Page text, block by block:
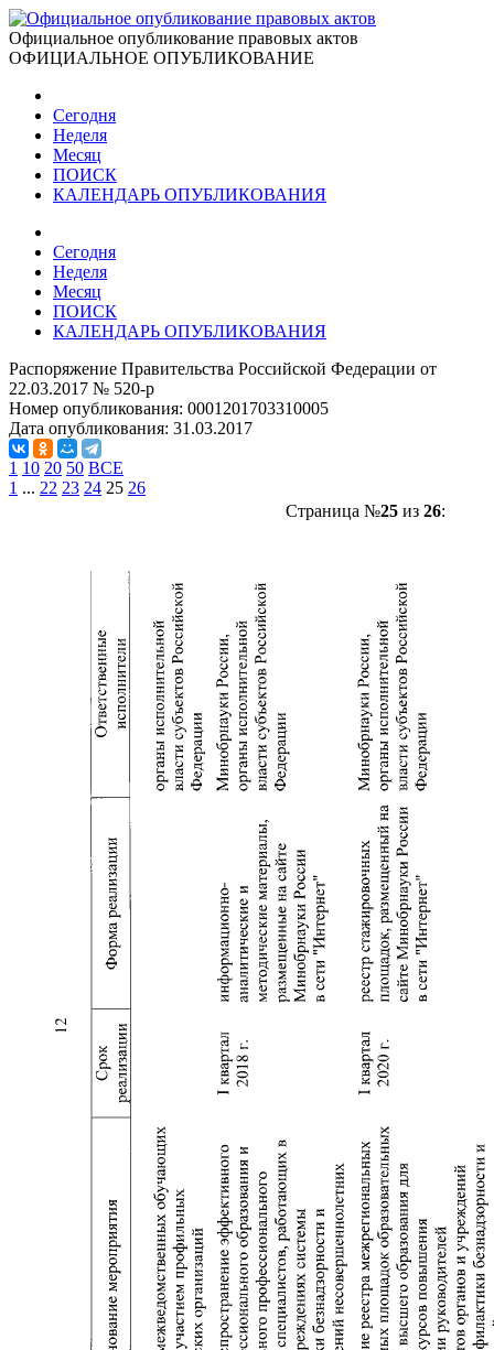
Официальное опубликование правовых актов
ОФИЦИАЛЬНОЕ ОПУБЛИКОВАНИЕ
Сегодня
Неделя
Месяц
ПОИСК
КАЛЕНДАРЬ ОПУБЛИКОВАНИЯ
Сегодня
Неделя
Месяц
ПОИСК
КАЛЕНДАРЬ ОПУБЛИКОВАНИЯ
Распоряжение Правительства Российской Федерации от
22.03.2017 № 520-р
Номер опубликования: 0001201703310005
Дата опубликования: 31.03.2017
1 10 20 50 ВСЕ
1 ... 22 23 24 25 26
Страница №25из 26: